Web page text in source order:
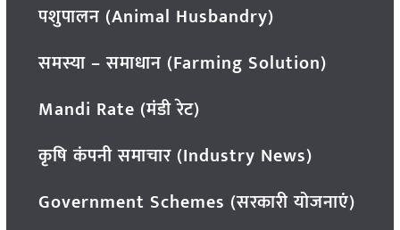
पशुपालन (Animal Husbandry)
समस्या – समाधान (Farming Solution)
Mandi Rate (मंडी रेट)
कृषि कंपनी समाचार (Industry News)
Government Schemes (सरकारी योजनाएं)